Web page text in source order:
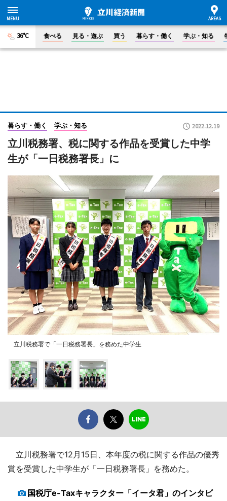
36°C 食べる 見る・遊ぶ 買う 暮らす・働く 学ぶ・知る
暮らす・働く 学ぶ・知る 2022.12.19
立川税務署、税に関する作品を受賞した中学
生が「一日税務署長」に
立川税務署で「一日税務署長」を務めた中学生
立川税務署で12月15日、本年度の税に関する作品の優秀
賞を受賞した中学生が「一日税務署長」を務めた。
国税庁e-Taxキャラクター「イータ君」のインタビ